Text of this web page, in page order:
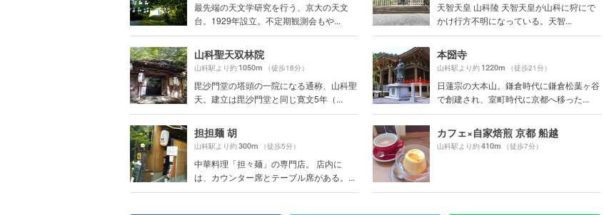
最先端の天文学研究を行う、京大の天文
台。1929年設立。不定期観測会もや...
天智天皇 山科陵 天智天皇が山科に狩にで
かけ行方不明になっている。天智...
山科聖天双林院
山科駅より約1050m （徒歩18分）
毘沙門堂の塔頭の一院になる通称、山科聖
天。建立は毘沙門堂と同じ寛文5年（...
本圀寺
山科駅より約1220m （徒歩21分）
日蓮宗の大本山。鎌倉時代に鎌倉松葉ヶ谷
で創建され、室町時代に京都へ移った...
担担麺 胡
山科駅より約300m （徒歩5分）
中華料理「担々麺」の専門店。 店内に
は、カウンター席とテーブル席がある。...
カフェ×自家焙煎 京都 船越
山科駅より約410m （徒歩7分）